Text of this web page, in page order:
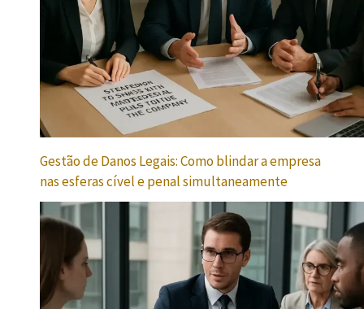
Gestão de Danos Legais: Como blindar a empresa
nas esferas cível e penal simultaneamente